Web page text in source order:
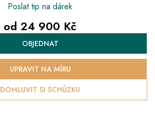
Poslat tip na dárek
od 24 900 Kč
Měrná
cena:
OBJEDNAT
DOMLUVIT SI SCHŮZKU
UPRAVIT NA MÍRU